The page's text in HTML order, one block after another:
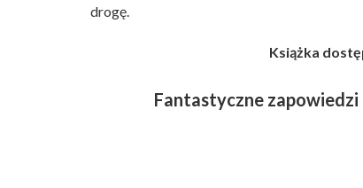
drogę.
Książka
Fantastyczne zapowiedzi